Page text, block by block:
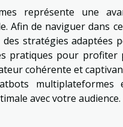
représente une
Afin de naviguer dans
stratégies adaptées
pratiques pour
cohérente et
multiplateformes
avec votre audience.